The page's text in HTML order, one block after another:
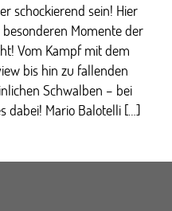
schockierend sein! Hier
Momente der
Vom Kampf mit dem
bis hin zu fallenden
Schwalben – bei
dabei! Mario Balotelli […]